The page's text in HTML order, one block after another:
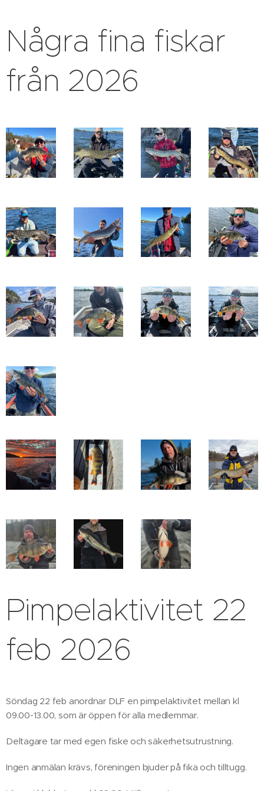
Några fina fiskar
från 2026
Pimpelaktivitet 22
feb 2026
Söndag 22 feb anordnar DLF en pimpelaktivitet mellan kl
09.00-13.00, som är öppen för alla medlemmar.
Deltagare tar med egen fiske och säkerhetsutrustning.
Ingen anmälan krävs, föreningen bjuder på fika och tilltugg.